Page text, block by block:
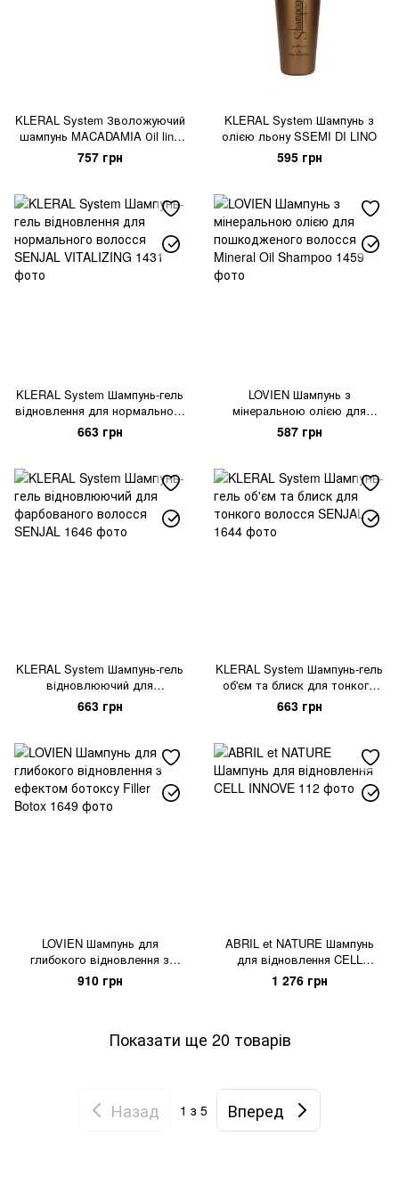
KLERAL System Зволожуючий
шампунь MACADAMIA Оil line
Hydraring
757 грн
KLERAL System Шампунь з
олією льону SSEMI DI LINO
595 грн
KLERAL System Шампунь-гель
відновлення для нормального
волосся SENJAL VITALIZING
663 грн
LOVIEN Шампунь з
мінеральною олією для
пошкодженого волосся
Mineral Oil Shampoo
587 грн
KLERAL System Шампунь-гель
відновлюючий для
фарбованого волосся
SENJAL
663 грн
KLERAL System Шампунь-гель
об'єм та блиск для тонкого
волосся SENJAL
663 грн
LOVIEN Шампунь для
глибокого відновлення з
ефектом ботоксу Filler Botox
910 грн
ABRIL et NATURE Шампунь
для відновлення CELL
INNOVE
1 276 грн
Показати ще 20 товарів
Назад 1 з 5 Вперед